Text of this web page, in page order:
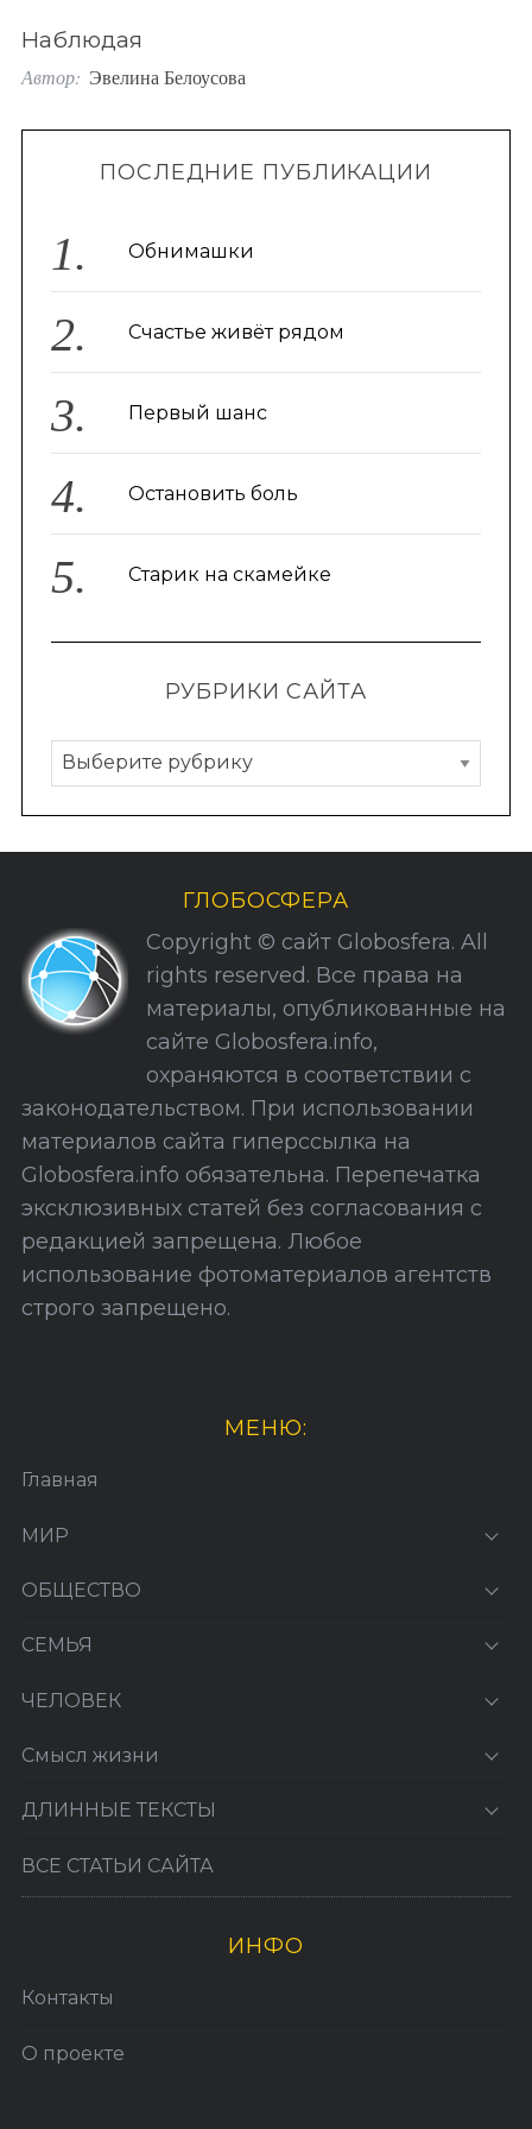
r
:
Наблюдая
Автор: Эвелина Белоусова
ПОСЛЕДНИЕ ПУБЛИКАЦИИ
Обнимашки
Счастье живёт рядом
Первый шанс
Остановить боль
Старик на скамейке
РУБРИКИ САЙТА
Р
у
б
р
и
С
а
а
ГЛОБОСФЕРА
Copyright © сайт Globosfera. All
rights reserved. Все права на
материалы, опубликованные на
сайте Globosfera.info,
охраняются в соответствии с
законодательством. При использовании
материалов сайта гиперссылка на
Globosfera.info обязательна. Перепечатка
эксклюзивных статей без согласования с
редакцией запрещена. Любое
использование фотоматериалов агентств
строго запрещено.
МЕНЮ:
Главная
МИР
ОБЩЕСТВО
СЕМЬЯ
ЧЕЛОВЕК
Смысл жизни
ДЛИННЫЕ ТЕКСТЫ
ВСЕ СТАТЬИ САЙТА
ИНФО
Контакты
О проекте
S
e
f
o
r
:
По авторам